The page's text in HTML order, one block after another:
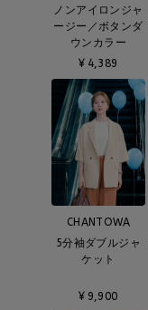
ノンアイロンジャ
ージー／ボタンダ
ウンカラー
¥ 4,389
CHANTOWA
5分袖ダブルジャ
ケット
¥ 9,900